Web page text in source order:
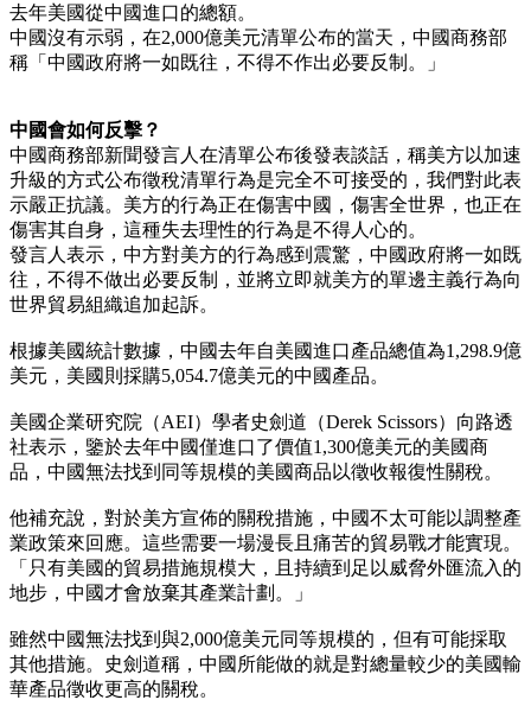
去年美國從中國進口的總額。
中國沒有示弱，在2,000億美元清單公布的當天，中國商務部
稱「中國政府將一如既往，不得不作出必要反制。」
中國會如何反擊？
中國商務部新聞發言人在清單公布後發表談話，稱美方以加速
升級的方式公布徵稅清單行為是完全不可接受的，我們對此表
示嚴正抗議。美方的行為正在傷害中國，傷害全世界，也正在
傷害其自身，這種失去理性的行為是不得人心的。
發言人表示，中方對美方的行為感到震驚，中國政府將一如既
往，不得不做出必要反制，並將立即就美方的單邊主義行為向
世界貿易組織追加起訴。
根據美國統計數據，中國去年自美國進口產品總值為1,298.9億
美元，美國則採購5,054.7億美元的中國產品。
美國企業研究院（AEI）學者史劍道（Derek Scissors）向路透
社表示，鑒於去年中國僅進口了價值1,300億美元的美國商
品，中國無法找到同等規模的美國商品以徵收報復性關稅。
他補充說，對於美方宣佈的關稅措施，中國不太可能以調整產
業政策來回應。這些需要一場漫長且痛苦的貿易戰才能實現。
「只有美國的貿易措施規模大，且持續到足以威脅外匯流入的
地步，中國才會放棄其產業計劃。」
雖然中國無法找到與2,000億美元同等規模的，但有可能採取
其他措施。史劍道稱，中國所能做的就是對總量較少的美國輸
華產品徵收更高的關稅。